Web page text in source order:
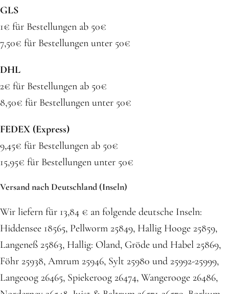
GLS
1€ für Bestellungen ab 50€
7,50€ für Bestellungen unter 50€
DHL
2€ für Bestellungen ab 50€
8,50€ für Bestellungen unter 50€
FEDEX (Express)
9,45€ für Bestellungen ab 50€
15,95€ für Bestellungen unter 50€
Versand nach Deutschland (Inseln)
Wir liefern für 13,84 € an folgende deutsche Inseln:
Hiddensee 18565, Pellworm 25849, Hallig Hooge 25859,
Langeneß 25863, Hallig: Oland, Gröde und Habel 25869,
Föhr 25938, Amrum 25946, Sylt 25980 und 25992-25999,
Langeoog 26465, Spiekeroog 26474, Wangerooge 26486,